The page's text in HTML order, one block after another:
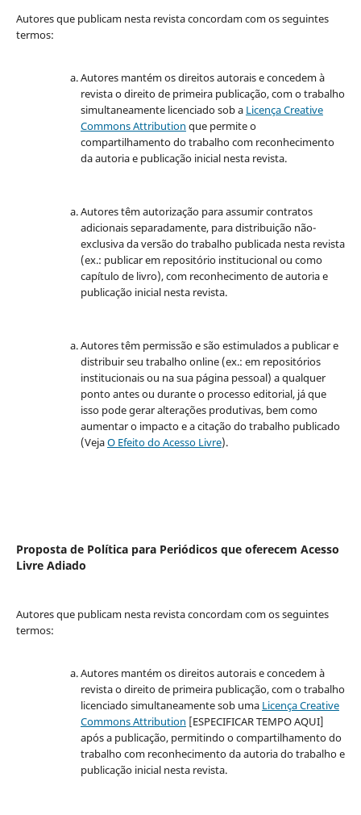
Autores que publicam nesta revista concordam com os seguintes
termos:
Autores mantém os direitos autorais e concedem à
revista o direito de primeira publicação, com o trabalho
simultaneamente licenciado sob a Licença Creative
Commons Attribution que permite o
compartilhamento do trabalho com reconhecimento
da autoria e publicação inicial nesta revista.
Autores têm autorização para assumir contratos
adicionais separadamente, para distribuição não-
exclusiva da versão do trabalho publicada nesta revista
(ex.: publicar em repositório institucional ou como
capítulo de livro), com reconhecimento de autoria e
publicação inicial nesta revista.
Autores têm permissão e são estimulados a publicar e
distribuir seu trabalho online (ex.: em repositórios
institucionais ou na sua página pessoal) a qualquer
ponto antes ou durante o processo editorial, já que
isso pode gerar alterações produtivas, bem como
aumentar o impacto e a citação do trabalho publicado
(VejaO Efeito do Acesso Livre).
Proposta de Política para Periódicos que oferecem Acesso
Livre Adiado
Autores que publicam nesta revista concordam com os seguintes
termos:
Autores mantém os direitos autorais e concedem à
revista o direito de primeira publicação, com o trabalho
licenciado simultaneamente sob uma Licença Creative
Commons Attribution [ESPECIFICAR TEMPO AQUI]
após a publicação, permitindo o compartilhamento do
trabalho com reconhecimento da autoria do trabalho e
publicação inicial nesta revista.